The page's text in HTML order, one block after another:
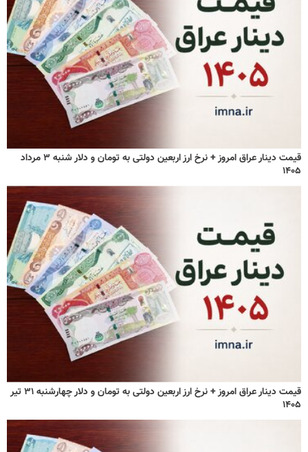
قیمت دینار عراق امروز + نرخ ارز اربعین دولتی به تومان و دلار شنبه ۳ مرداد
۱۴۰۵
قیمت دینار عراق امروز + نرخ ارز اربعین دولتی به تومان و دلار چهارشنبه ۳۱ تیر
۱۴۰۵